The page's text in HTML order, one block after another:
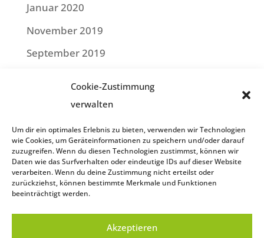
Cookie-Zustimmung
verwalten
Um dir ein optimales Erlebnis zu bieten, verwenden wir Technologien
wie Cookies, um Geräteinformationen zu speichern und/oder darauf
zuzugreifen. Wenn du diesen Technologien zustimmst, können wir
Daten wie das Surfverhalten oder eindeutige IDs auf dieser Website
verarbeiten. Wenn du deine Zustimmung nicht erteilst oder
zurückziehst, können bestimmte Merkmale und Funktionen
beeinträchtigt werden.
Akzeptieren
Januar 2020
November 2019
September 2019
Februar 2019
Januar 2019
Datenschutzerklärung